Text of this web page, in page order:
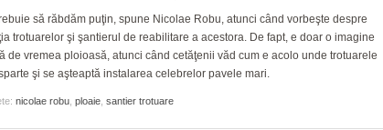
să răbdăm puţin, spune Nicolae Robu, atunci când vorbeşte despre
trotuarelor şi şantierul de reabilitare a acestora. De fapt, e doar o imagine
de vremea ploioasă, atunci când cetăţenii văd cum e acolo unde trotuarele
şi se aşteaptă instalarea celebrelor pavele mari.
nicolae robu ploaie santier trotuare